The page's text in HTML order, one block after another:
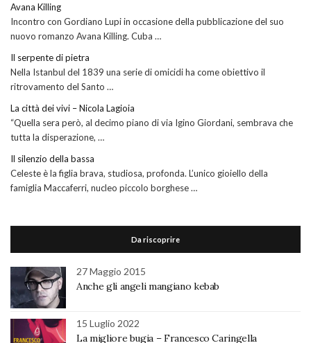
Avana Killing
Incontro con Gordiano Lupi in occasione della pubblicazione del suo
nuovo romanzo Avana Killing. Cuba …
Il serpente di pietra
Nella Istanbul del 1839 una serie di omicidi ha come obiettivo il
ritrovamento del Santo …
La città dei vivi – Nicola Lagioia
“Quella sera però, al decimo piano di via Igino Giordani, sembrava che
tutta la disperazione, …
Il silenzio della bassa
Celeste è la figlia brava, studiosa, profonda. L’unico gioiello della
famiglia Maccaferri, nucleo piccolo borghese …
Da riscoprire
27 Maggio 2015
Anche gli angeli mangiano kebab
15 Luglio 2022
La migliore bugia – Francesco Caringella